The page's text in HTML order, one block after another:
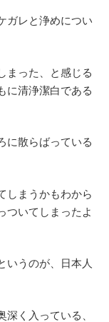
ガレと浄めについ
まった、と感じる
に清浄潔白である
に散らばっている
しまうかもわから
ついてしまったよ
いうのが、日本人
く入っている、